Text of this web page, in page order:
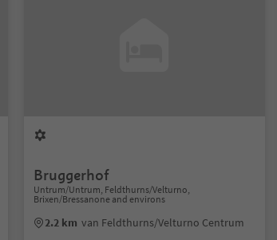
Bruggerhof
Untrum/Untrum, Feldthurns/Velturno,
Brixen/Bressanone and environs
2.2 km van Feldthurns/Velturno Centrum